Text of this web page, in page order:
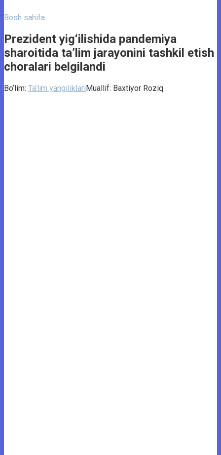
Bosh sahifa
Prezident yig‘ilishida pandemiya
sharoitida ta’lim jarayonini tashkil etish
choralari belgilandi
Bo‘lim: Ta’lim yangiliklariMuallif: Baxtiyor Roziq